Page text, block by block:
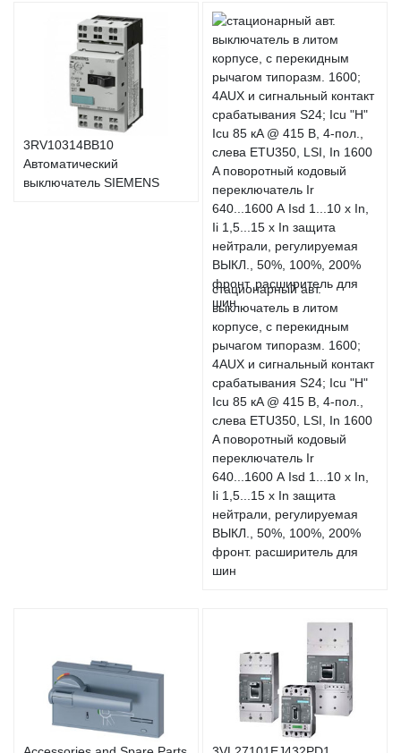
3RV10314BB10
Автоматический
выключатель SIEMENS
стационарный авт.
выключатель в литом
корпусе, с перекидным
рычагом типоразм. 1600;
4AUX и сигнальный контакт
срабатывания S24; Icu "H"
Icu 85 кA @ 415 В, 4-пол.,
слева ETU350, LSI, In 1600
A поворотный кодовый
переключатель Ir
640...1600 А Isd 1...10 x In,
Ii 1,5...15 x In защита
нейтрали, регулируемая
ВЫКЛ., 50%, 100%, 200%
фронт. расширитель для
шин